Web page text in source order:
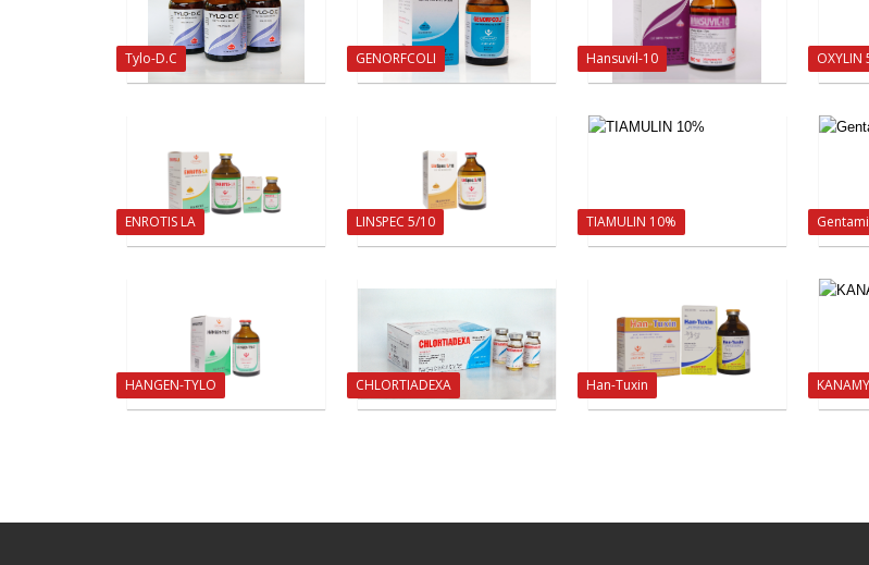
Tylo-D.C GENORFCOLI Hansuvil-10 OXYLIN
ENROTIS LA LINSPEC 5/10 TIAMULIN 10%
HANGEN-TYLO CHLORTIADEXA Han-Tuxin